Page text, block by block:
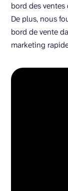
bord des
De plus, nous
bord de vente
marketing